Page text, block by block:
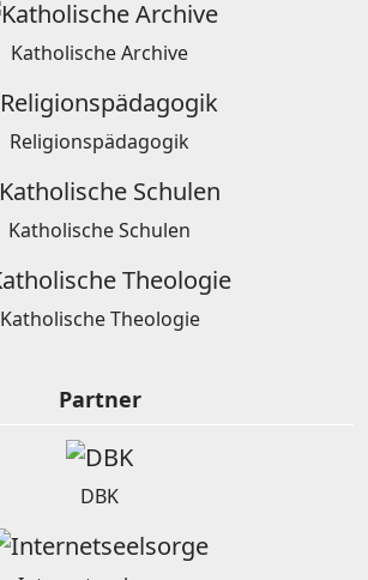
Katholische Archive
Religionspädagogik
Katholische Schulen
Katholische Theologie
Partner
DBK